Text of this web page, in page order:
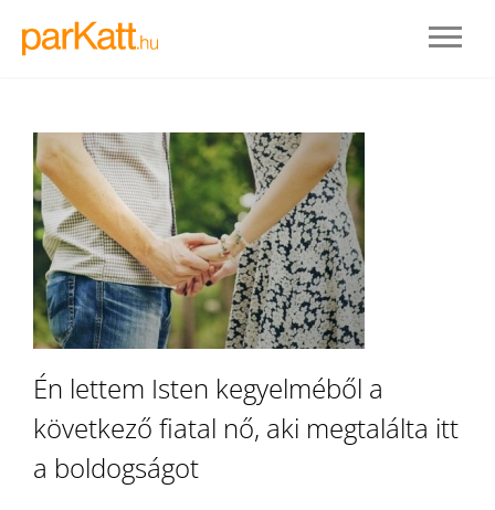
BELÉPÉS
REGISZTRÁLOK
Én lettem Isten kegyelméből a
következő fiatal nő, aki megtalálta itt
a boldogságot